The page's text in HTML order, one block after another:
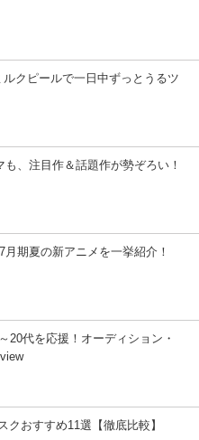
クピールで一日中ずっとうるツ
も、注目作＆話題作が勢ぞろい！
月期夏の新アニメを一挙紹介！
20代を応援！オーディション・
クおすすめ11選【徹底比較】